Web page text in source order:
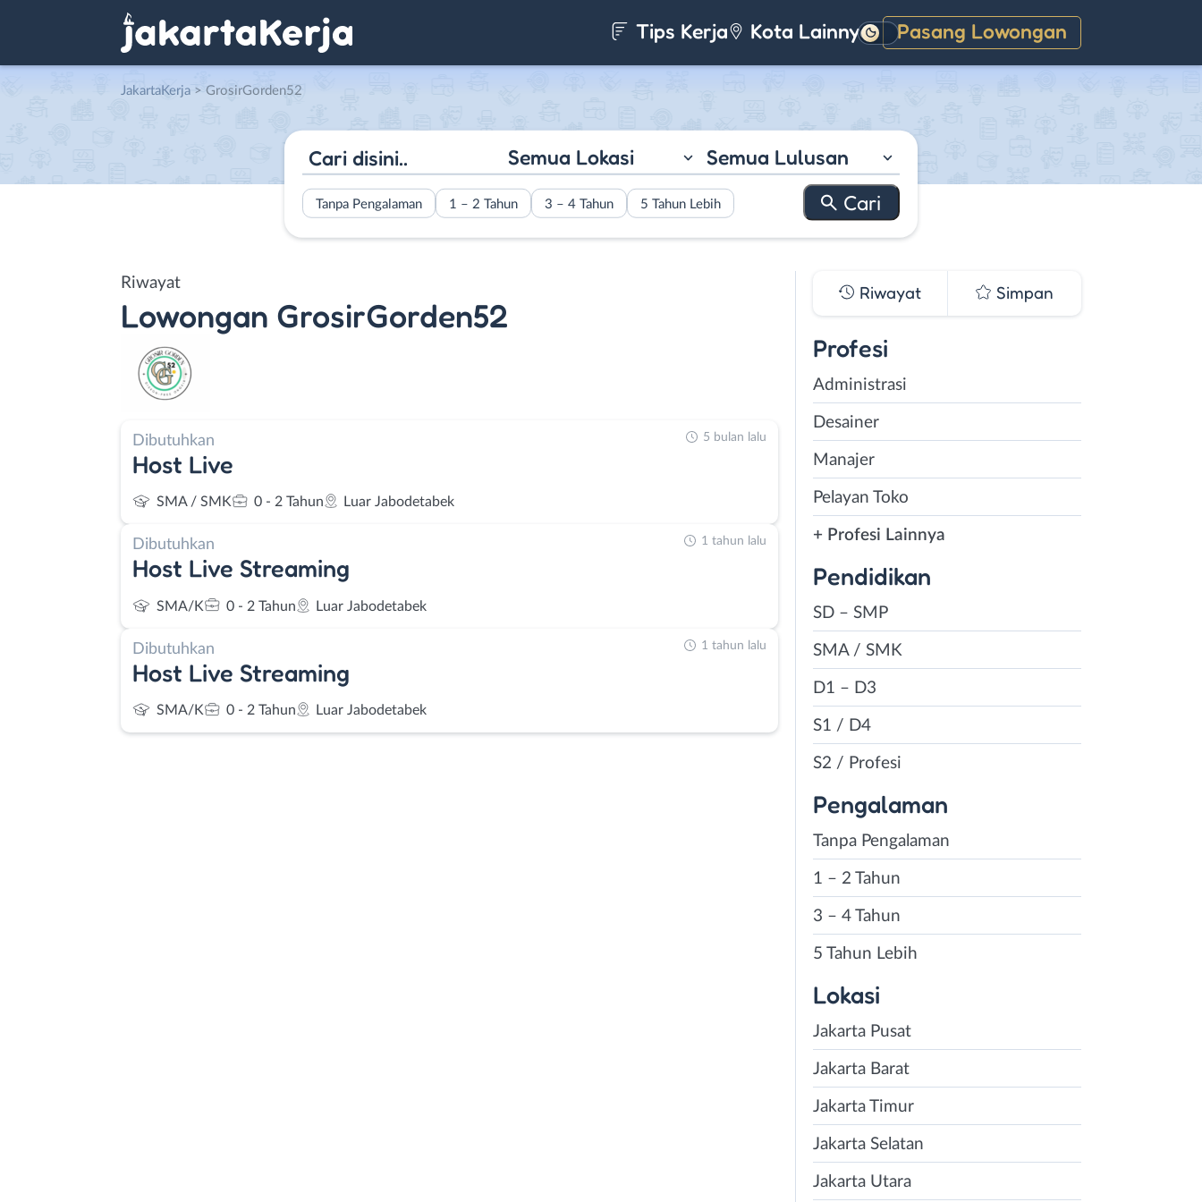
Tips Kerja Kota Lainnya Pasang Lowongan
Gelap
JakartaKerja > GrosirGorden52
Semua Lokasi Semua Lulusan
Tanpa Pengalaman 1 – 2 Tahun 3 – 4 Tahun 5 Tahun Lebih
Riwayat
Lowongan GrosirGorden52
Dibutuhkan
Host Live
SMA / SMK 0 - 2 Tahun Luar Jabodetabek
5 bulan lalu
Dibutuhkan
Host Live Streaming
SMA/K 0 - 2 Tahun Luar Jabodetabek
1 tahun lalu
Dibutuhkan
Host Live Streaming
SMA/K 0 - 2 Tahun Luar Jabodetabek
1 tahun lalu
Riwayat Simpan
Profesi
Administrasi
Desainer
Manajer
Pelayan Toko
+ Profesi Lainnya
Pendidikan
SD – SMP
SMA / SMK
D1 – D3
S1 / D4
S2 / Profesi
Pengalaman
Tanpa Pengalaman
1 – 2 Tahun
3 – 4 Tahun
5 Tahun Lebih
Lokasi
Jakarta Pusat
Jakarta Barat
Jakarta Timur
Jakarta Selatan
Jakarta Utara